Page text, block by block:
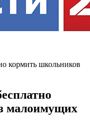
кормить школьников
малоимущих